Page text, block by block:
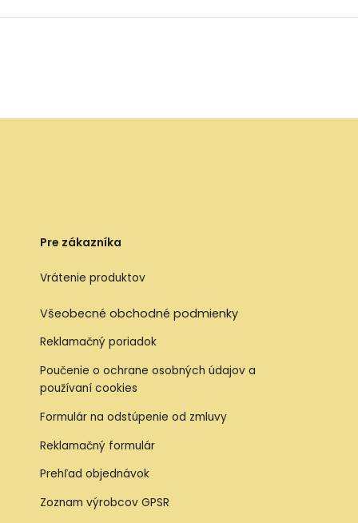
Pre zákazníka
Vrátenie produktov
Všeobecné obchodné podmienky
Reklamačný poriadok
Poučenie o ochrane osobných údajov a
používaní cookies
Formulár na odstúpenie od zmluvy
Reklamačný formulár
Prehľad objednávok
Zoznam výrobcov GPSR